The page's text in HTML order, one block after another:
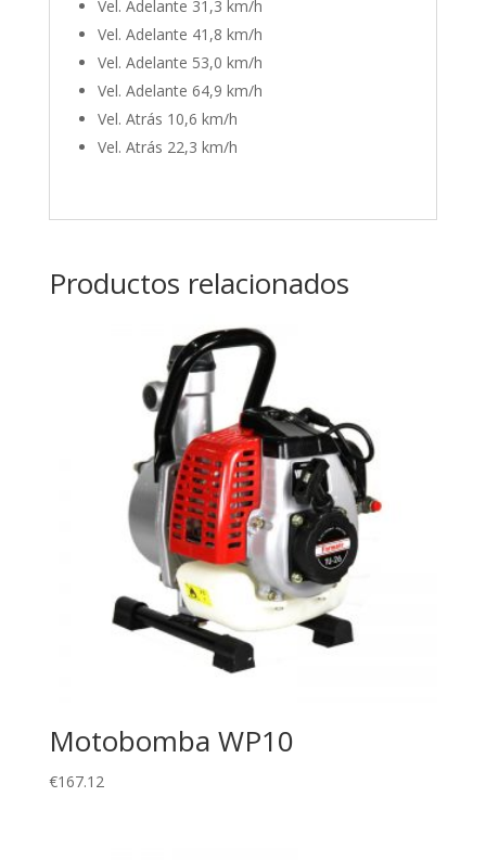
Vel. Adelante 31,3 km/h
Vel. Adelante 41,8 km/h
Vel. Adelante 53,0 km/h
Vel. Adelante 64,9 km/h
Vel. Atrás 1 0,6 km/h
Vel. Atrás 22,3 km/h
Productos relacionados
Motobomba WP10
€167.12